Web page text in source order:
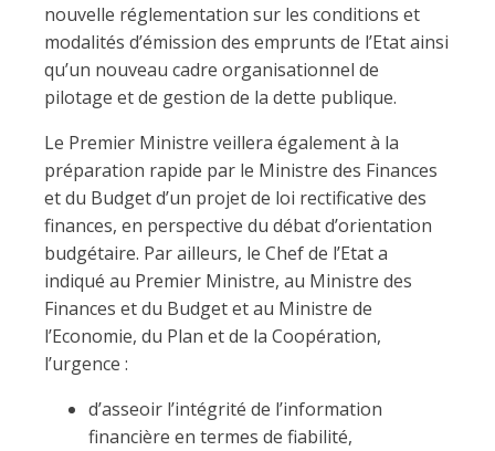
nouvelle réglementation sur les conditions et
modalités d’émission des emprunts de l’Etat ainsi
qu’un nouveau cadre organisationnel de
pilotage et de gestion de la dette publique.
Le Premier Ministre veillera également à la
préparation rapide par le Ministre des Finances
et du Budget d’un projet de loi rectificative des
finances, en perspective du débat d’orientation
budgétaire. Par ailleurs, le Chef de l’Etat a
indiqué au Premier Ministre, au Ministre des
Finances et du Budget et au Ministre de
l’Economie, du Plan et de la Coopération,
l’urgence :
d’asseoir l’intégrité de l’information
financière en termes de fiabilité,